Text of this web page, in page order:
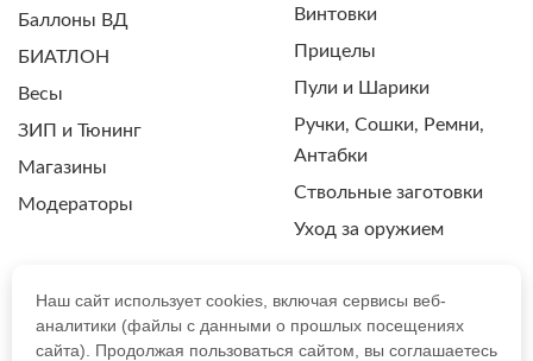
Баллоны ВД
БИАТЛОН
Весы
ЗИП и Тюнинг
Магазины
Модераторы
Винтовки
Прицелы
Пули и Шарики
Ручки, Сошки, Ремни,
Антабки
Ствольные заготовки
Уход за оружием
ПОЛИТИКА КОНФИДЕНЦИАЛЬНОСТИ
Наш сайт использует cookies, включая сервисы веб-
аналитики (файлы с данными о прошлых посещениях
сайта). Продолжая пользоваться сайтом, вы соглашаетесь